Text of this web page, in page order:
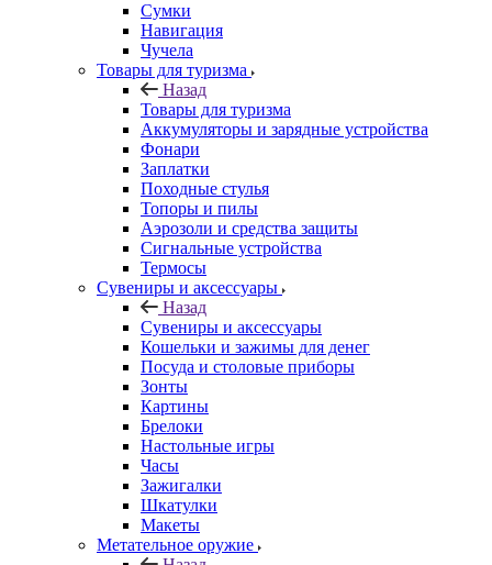
Сумки
Навигация
Чучела
Товары для туризма
Назад
Товары для туризма
Аккумуляторы и зарядные устройства
Фонари
Заплатки
Походные стулья
Топоры и пилы
Аэрозоли и средства защиты
Сигнальные устройства
Термосы
Сувениры и аксессуары
Назад
Сувениры и аксессуары
Кошельки и зажимы для денег
Посуда и столовые приборы
Зонты
Картины
Брелоки
Настольные игры
Часы
Зажигалки
Шкатулки
Макеты
Метательное оружие